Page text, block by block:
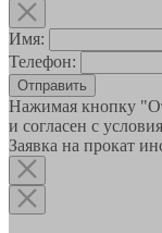
Имя:
Телефон:
Отправить
Нажимая кнопку
и согласен с
Заявка на прокат